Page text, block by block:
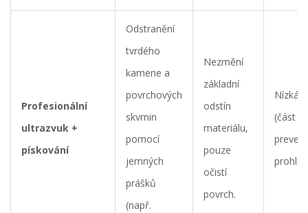
Profesionální
ultrazvuk +
pískování
Odstranění
tvrdého
kamene a
povrchových
skvrnin
pomocí
jemných
prášků
(např.
Nezmění
základní
odstín
materiálu,
pouze
očistí
povrch.
Nízká
(část